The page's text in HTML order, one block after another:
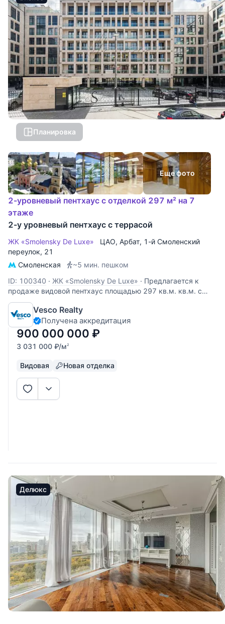
Планировка
Еще фото
2-уровневый пентхаус с отделкой 297 м² на 7
этаже
2-у уровневый пентхаус с террасой
ЖК «Smolensky De Luxe» ЦАО, Арбат, 1-й Смоленский
переулок, 21
Смоленская
~5 мин. пешком
ID: 100340 · ЖК «Smolensky De Luxe» · Предлагается к
продаже видовой пентхаус площадью 297 кв.м. кв.м. с
террасой 140 кв.м. Абсолютно новая дизайнерская отделка
на финальной стадии. Высота потолка – 4,25 м.
Панорамное остекление. Камин. Планировкой
предусмотрены: 1 уровень - гостиная,
Vesco Realty
Получена аккредитация
900 000 000 ₽
3 031 000 ₽/м2
Видовая Новая отделка
Делюкс